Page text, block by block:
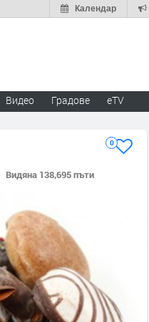
Календар
Видео Градове eTV
0
Видяна 138,695 пъти